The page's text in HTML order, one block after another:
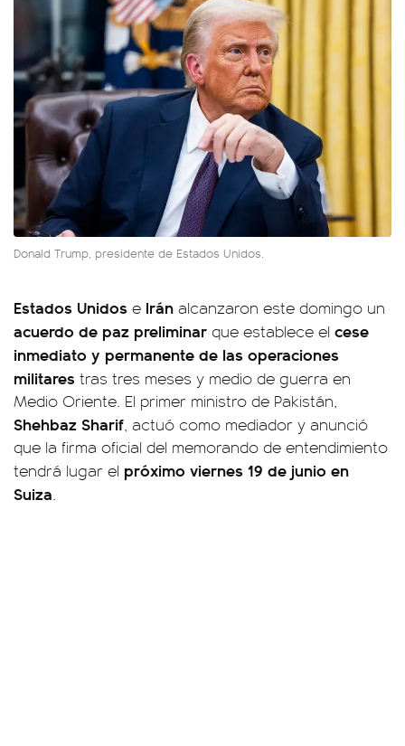
Donald Trump, presidente de Estados Unidos.
Estados Unidos e Irán alcanzaron este domingo un
acuerdo de paz preliminar que establece el cese
inmediato y permanente de las operaciones
militares tras tres meses y medio de guerra en
Medio Oriente. El primer ministro de Pakistán,
Shehbaz Sharif, actuó como mediador y anunció
que la firma oficial del memorando de entendimiento
tendrá lugar el próximo viernes 19 de junio en
Suiza.